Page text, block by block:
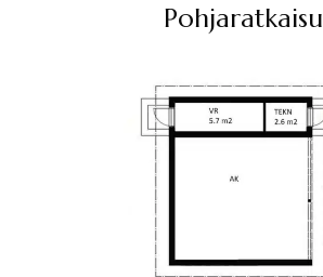
Pohjaratkaisu